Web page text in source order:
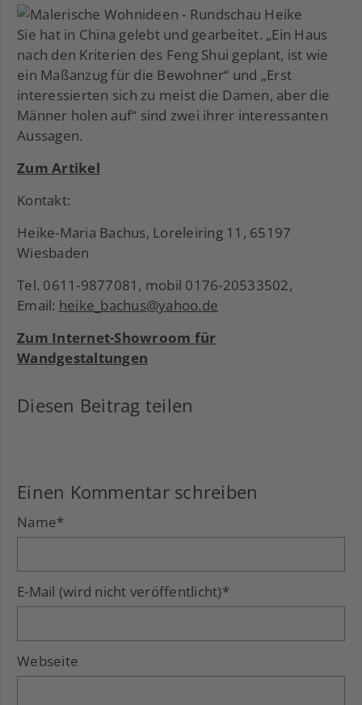
Sie hat in China gelebt und gearbeitet. „Ein Haus
nach den Kriterien des Feng Shui geplant, ist wie
ein Maßanzug für die Bewohner“ und „Erst
interessierten sich zu meist die Damen, aber die
Männer holen auf“ sind zwei ihrer interessanten
Aussagen.
Zum Artikel
Kontakt:
Heike-Maria Bachus, Loreleiring 11, 65197
Wiesbaden
Tel. 0611-9877081, mobil 0176-20533502,
Email: heike_bachus@yahoo.de
Zum Internet-Showroom für
Wandgestaltungen
Diesen Beitrag teilen
Einen Kommentar schreiben
Name*
E-Mail (wird nicht veröffentlicht)*
Webseite